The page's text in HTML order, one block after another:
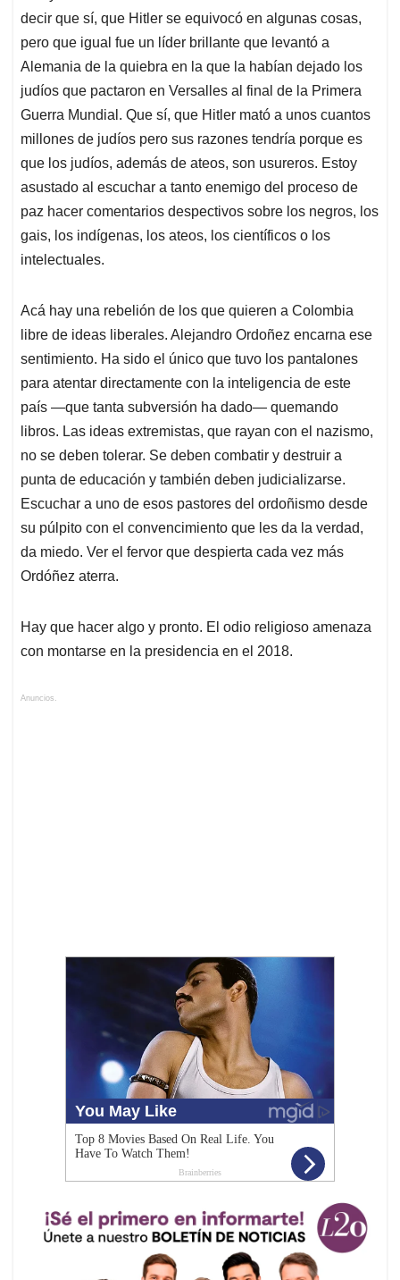
decir que sí, que Hitler se equivocó en algunas cosas,
pero que igual fue un líder brillante que levantó a
Alemania de la quiebra en la que la habían dejado los
judíos que pactaron en Versalles al final de la Primera
Guerra Mundial. Que sí, que Hitler mató a unos cuantos
millones de judíos pero sus razones tendría porque es
que los judíos, además de ateos, son usureros. Estoy
asustado al escuchar a tanto enemigo del proceso de
paz hacer comentarios despectivos sobre los negros, los
gais, los indígenas, los ateos, los científicos o los
intelectuales.
Acá hay una rebelión de los que quieren a Colombia
libre de ideas liberales. Alejandro Ordoñez encarna ese
sentimiento. Ha sido el único que tuvo los pantalones
para atentar directamente con la inteligencia de este
país —que tanta subversión ha dado— quemando
libros. Las ideas extremistas, que rayan con el nazismo,
no se deben tolerar. Se deben combatir y destruir a
punta de educación y también deben judicializarse.
Escuchar a uno de esos pastores del ordoñismo desde
su púlpito con el convencimiento que les da la verdad,
da miedo. Ver el fervor que despierta cada vez más
Ordóñez aterra.
Hay que hacer algo y pronto. El odio religioso amenaza
con montarse en la presidencia en el 2018.
Anuncios.